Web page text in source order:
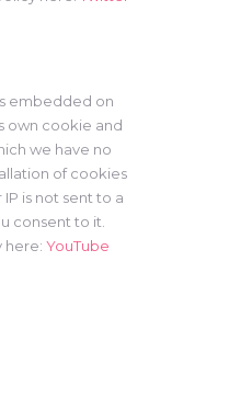
embedded on
own cookie and
we have no
of cookies
is not sent to a
consent to it.
here: YouTube